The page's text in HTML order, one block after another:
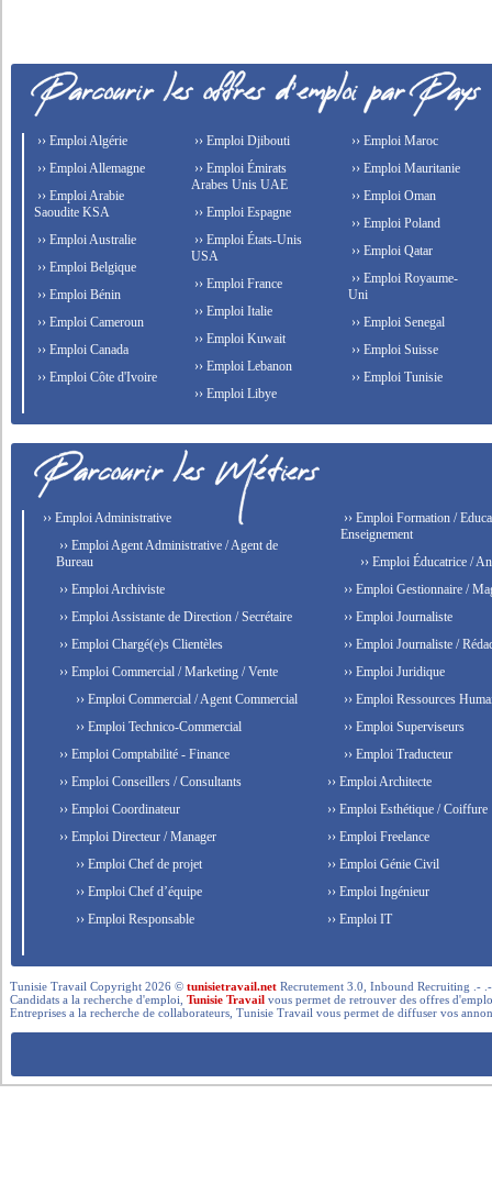
›› Emploi Algérie
›› Emploi Allemagne
›› Emploi Arabie
Saoudite KSA
›› Emploi Australie
›› Emploi Belgique
›› Emploi Bénin
›› Emploi Cameroun
›› Emploi Canada
›› Emploi Côte d'Ivoire
›› Emploi Djibouti
›› Emploi Émirats
Arabes Unis UAE
›› Emploi Espagne
›› Emploi États-Unis
USA
›› Emploi France
›› Emploi Italie
›› Emploi Kuwait
›› Emploi Lebanon
›› Emploi Libye
›› Emploi Maroc
›› Emploi Mauritanie
›› Emploi Oman
›› Emploi Poland
›› Emploi Qatar
›› Emploi Royaume-
Uni
›› Emploi Senegal
›› Emploi Suisse
›› Emploi Tunisie
›› Emploi Administrative
›› Emploi Agent Administrative / Agent de
Bureau
›› Emploi Archiviste
›› Emploi Assistante de Direction / Secrétaire
›› Emploi Chargé(e)s Clientèles
›› Emploi Commercial / Marketing / Vente
›› Emploi Commercial / Agent Commercial
›› Emploi Technico-Commercial
›› Emploi Comptabilité - Finance
›› Emploi Conseillers / Consultants
›› Emploi Coordinateur
›› Emploi Directeur / Manager
›› Emploi Chef de projet
›› Emploi Chef d’équipe
›› Emploi Responsable
›› Emploi Formation /
Enseignement
›› Emploi Éducatrice /
›› Emploi Gestionnaire /
›› Emploi Journaliste
›› Emploi Journaliste /
›› Emploi Juridique
›› Emploi Ressources
›› Emploi Superviseurs
›› Emploi Traducteur
›› Emploi Architecte
›› Emploi Esthétique / Coiffure
›› Emploi Freelance
›› Emploi Génie Civil
›› Emploi Ingénieur
›› Emploi IT
Tunisie Travail Copyright 2026 ©tunisietravail.net Recrutement 3.0, Inbound Recruiting .-
Candidats a la recherche d'emploi,Tunisie Travail vous permet de retrouver des offres
Entreprises a la recherche de collaborateurs, Tunisie Travail vous permet de diffuser vos